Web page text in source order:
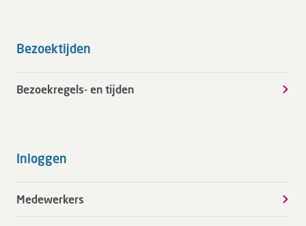
Bezoektijden
Bezoekregels- en tijden
Inloggen
Medewerkers